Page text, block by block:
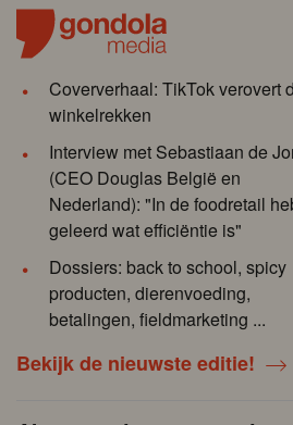
Coververhaal: TikTok verovert
winkelrekken
Interview met Sebastiaan de
(CEO Douglas België en
Nederland): "In de foodretail
geleerd wat efficiëntie is"
Dossiers: back to school, spicy
producten, dierenvoeding,
betalingen, fieldmarketing ...
Bekijk de nieuwste editie!